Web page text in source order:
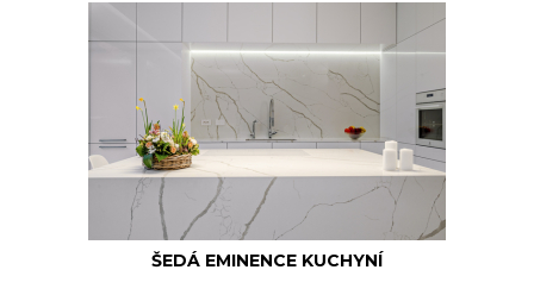
ŠEDÁ EMINENCE KUCHYNÍ